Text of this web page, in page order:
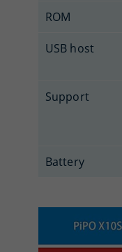
ROM
USB host
Support
Battery